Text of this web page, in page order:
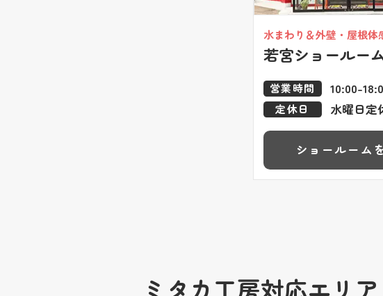
水まわり＆外壁・屋根体
若宮ショールー
営業時間 10:00-
定休日 水曜日定
ショールーム
ミタカ工房対応エリア